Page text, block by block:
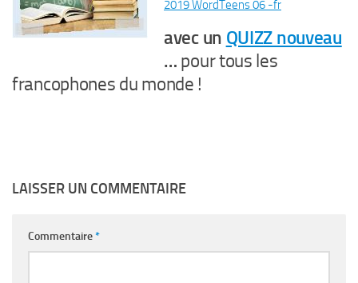
2019 WordTeens 06 -fr
avec un QUIZZ nouveau
… pour tous les
francophones du monde !
LAISSER UN COMMENTAIRE
Commentaire*